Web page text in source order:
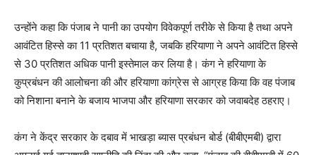
उन्होंने कहा कि पंजाब ने पानी का उपयोग विवेकपूर्ण तरीके से किया है तथा अपने
आवंटित हिस्से का 11 प्रतिशत बचाया है, जबकि हरियाणा ने अपने आवंटित हिस्से
से 30 प्रतिशत अधिक पानी इस्तेमाल कर लिया है। कंग ने हरियाणा के
कुप्रबंधन की आलोचना की और हरियाणा कांग्रेस से आग्रह किया कि वह पंजाब
को निशाना बनाने के बजाय भाजपा और हरियाणा सरकार को जवाबदेह ठहराए।
कंग ने केंद्र सरकार के दबाव में भाखड़ा ब्यास प्रबंधन बोर्ड (बीबीएमबी) द्वारा